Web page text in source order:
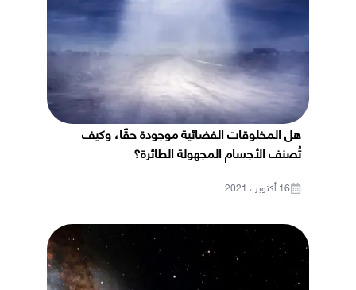
هل المخلوقات الفضائية موجودة حقًا، وكيف
تُصنف الأجسام المجهولة الطائرة؟
16 أكتوبر ، 2021